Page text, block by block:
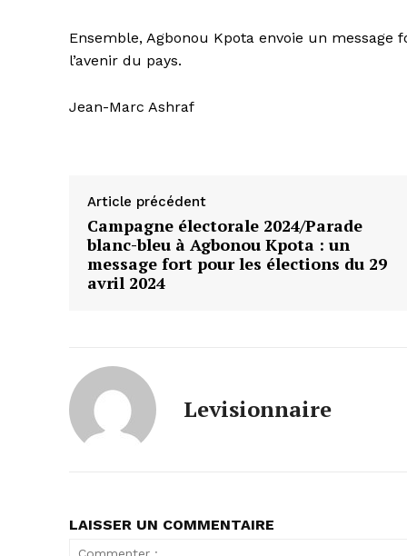
Ensemble, Agbonou Kpota envoie un
l’avenir du pays.
Jean-Marc Ashraf
Article précédent
Campagne électorale 2024/Parade
blanc-bleu à Agbonou Kpota : un
message fort pour les élections du 29
avril 2024
Levisionnaire
LAISSER UN COMMENTAIRE